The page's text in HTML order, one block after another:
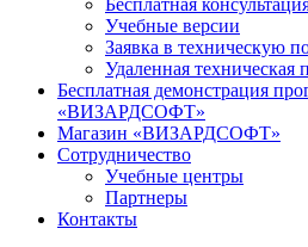
Учебные версии
Заявка в техническую
Удаленная техническая
Бесплатная демонстрация
«ВИЗАРДСОФТ»
Магазин «ВИЗАРДСОФТ»
Сотрудничество
Учебные центры
Партнеры
Контакты